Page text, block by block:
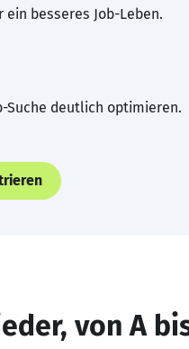
besseres Job-Leben.
Suche deutlich optimieren.
von A